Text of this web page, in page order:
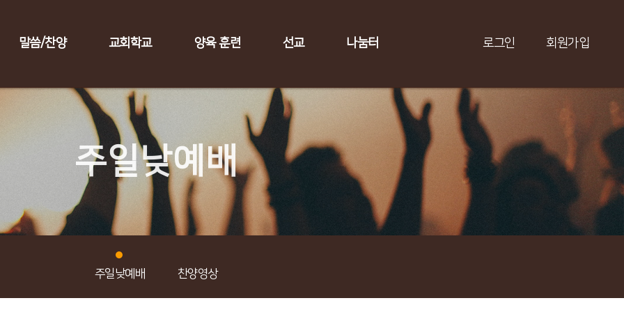
말씀/찬양 교회학교 양육 훈련 선교 나눔터 로그인 회원가입
주일낮예배
주일낮예배 찬양영상